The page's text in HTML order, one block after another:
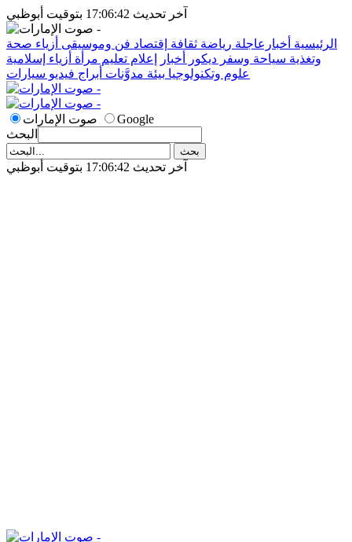
آخر تحديث 17:06:42 بتوقيت أبوظبي
الرئيسية أخبارعاجلة رياضة ثقافة إقتصاد فن وموسيقى أزياء صحة
وتغذية سياحة وسفر ديكور أخبار إعلام تعليم مرأة أزياء إسلامية
علوم وتكنولوجيا بيئة مدوَّنات أبراج فيديو سيارات
صوت الإمارات
Google
البحث
آخر تحديث 17:06:42 بتوقيت أبوظبي